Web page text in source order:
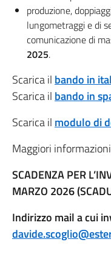
produzione,
lungometraggi e di
comunicazione di
2025.
Scarica il bando in
Scarica il bando in
Scarica il modulo di
Maggiori
SCADENZA PER
MARZO 2026
Indirizzo mail a cui